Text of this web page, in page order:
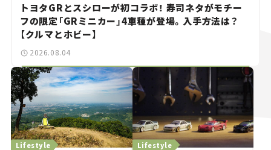
トヨタGRとスシローが初コラボ！ 寿司ネタがモチー
フの限定「GRミニカー」4車種が登場。入手方法は？
【クルマとホビー】
2026.08.04
Lifestyle Lifestyle